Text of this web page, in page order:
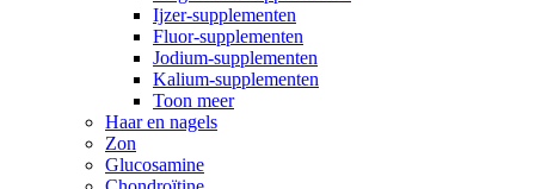
Ijzer-supplementen
Fluor-supplementen
Jodium-supplementen
Kalium-supplementen
Toon meer
Haar en nagels
Zon
Glucosamine